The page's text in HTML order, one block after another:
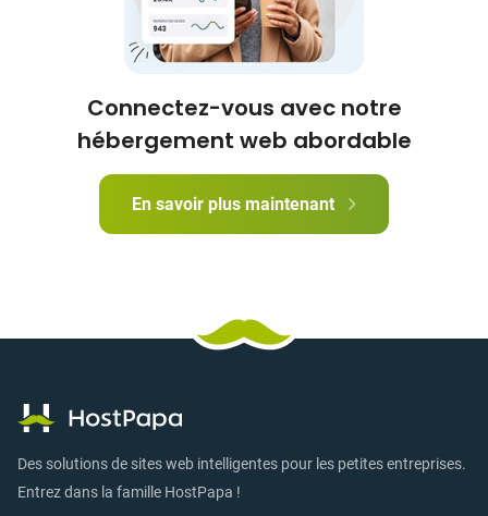
Connectez-vous avec notre
hébergement web abordable
En savoir plus maintenant
Des solutions de sites web intelligentes pour les petites entreprises.
Entrez dans la famille HostPapa !